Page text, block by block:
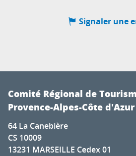
Signaler une
Comité Régional de
Provence-Alpes-Côte d'Azur
64 La Canebière
CS 10009
13231 MARSEILLE Cedex 01